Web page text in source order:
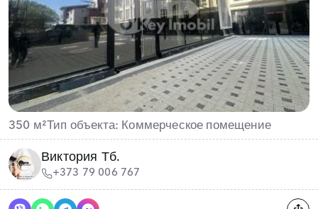
350 м²Тип объекта: Коммерческое помещение
Виктория Тб.
+373 79 006 767